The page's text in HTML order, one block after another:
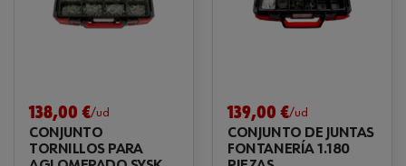
138,00 €/ud
CONJUNTO
TORNILLOS PARA
139,00 €/ud
CONJUNTO DE JUNTAS
FONTANERÍA 1.180